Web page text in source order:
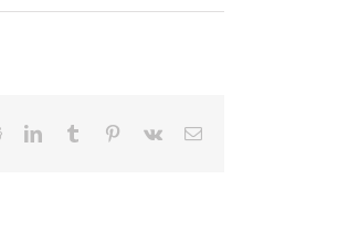
RedditLinkedInTumblr Pinterest
Vk Email